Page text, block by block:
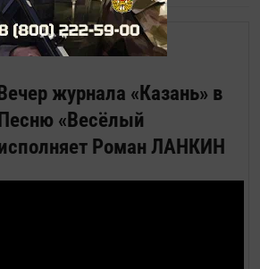
журнала «Казань» в
«Весёлый
Роман ЛАНКИН